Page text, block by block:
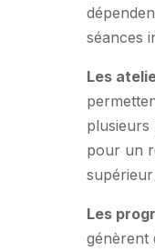
séances
Les
plusieurs
pour un
Les
génèrent